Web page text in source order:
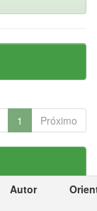
1 Próximo
Autor